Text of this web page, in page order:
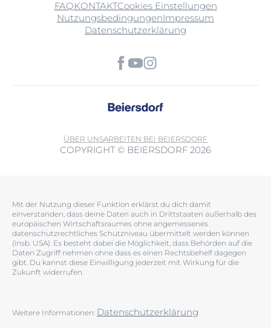
FAQKONTAKTCookies Einstellungen
NutzungsbedingungenImpressum
Datenschutzerklärung
ÜBER UNSARBEITEN BEI BEIERSDORF
COPYRIGHT © BEIERSDORF 2026
Mit der Nutzung dieser Funktion erklärst du dich damit
einverstanden, dass deine Daten auch in Drittstaaten außerhalb des
europäischen Wirtschaftsraumes ohne angemessenes
datenschutzrechtliches Schutzniveau übermittelt werden können
(insb. USA). Es besteht dabei die Möglichkeit, dass Behörden auf die
Daten Zugriff nehmen ohne dass es einen Rechtsbehelf dagegen
gibt. Du kannst diese Einwilligung jederzeit mit Wirkung für die
Zukunft widerrufen.
Weitere Informationen: Datenschutzerklärung